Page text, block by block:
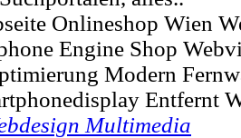
Onlineshop Wien
Engine Shop
Modern
Entfernt
Multimedia